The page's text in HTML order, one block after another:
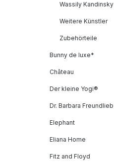
Wassily Kandinsky
Weitere Künstler
Zubehörteile
Bunny de luxe*
Château
Der kleine Yogi®
Dr. Barbara Freundlieb
Elephant
Eliana Home
Fitz and Floyd